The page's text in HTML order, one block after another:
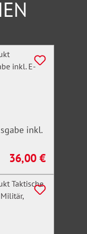
inkl.
Regulärer Preis:
36,00 €